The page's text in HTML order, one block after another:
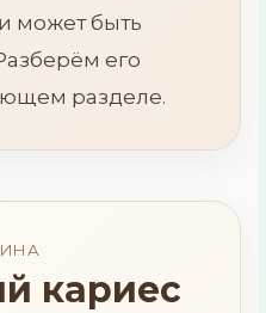
может быть
его
разделе.
кариес